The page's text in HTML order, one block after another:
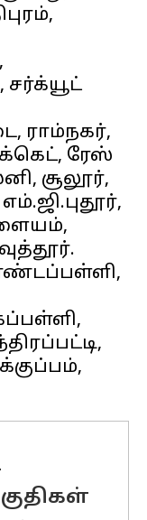
ராம்நகர்,
ரேஸ்
சூலூர்,